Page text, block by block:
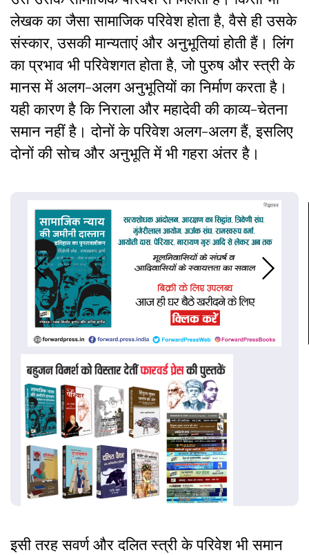
लेखक का जैसा सामाजिक परिवेश होता है, वैसे ही उसके
संस्कार, उसकी मान्यताएं और अनुभूतियां होती हैं। लिंग
का प्रभाव भी परिवेशगत होता है, जो पुरुष और स्त्री के
मानस में अलग-अलग अनुभूतियों का निर्माण करता है।
यही कारण है कि निराला और महादेवी की काव्य-चेतना
समान नहीं है। दोनों के परिवेश अलग-अलग हैं, इसलिए
दोनों की सोच और अनुभूति में भी गहरा अंतर है।
इसी तरह सवर्ण और दलित स्त्री के परिवेश भी समान